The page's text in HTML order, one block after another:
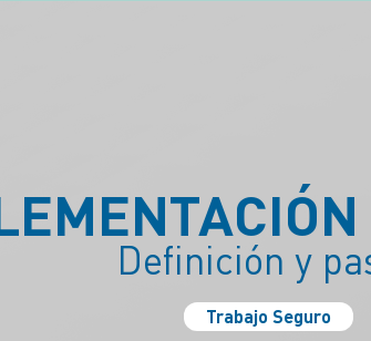
Definición y
Trabajo Seguro